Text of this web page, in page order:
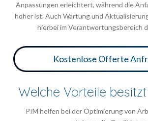
Anpassungen erleichtert, während die
höher ist. Auch Wartung und
hierbei im Verantwortungsbereich
Kostenlose Offerte
Welche Vorteile
PIM helfen bei der Optimierung von